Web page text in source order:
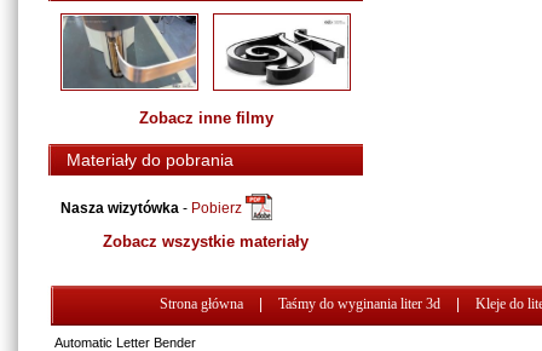
Zobacz inne filmy
Materiały do pobrania
Nasza wizytówka - Pobierz
Zobacz wszystkie materiały
Strona główna Taśmy do wyginania liter 3d Kleje do
Automatic Letter Bender